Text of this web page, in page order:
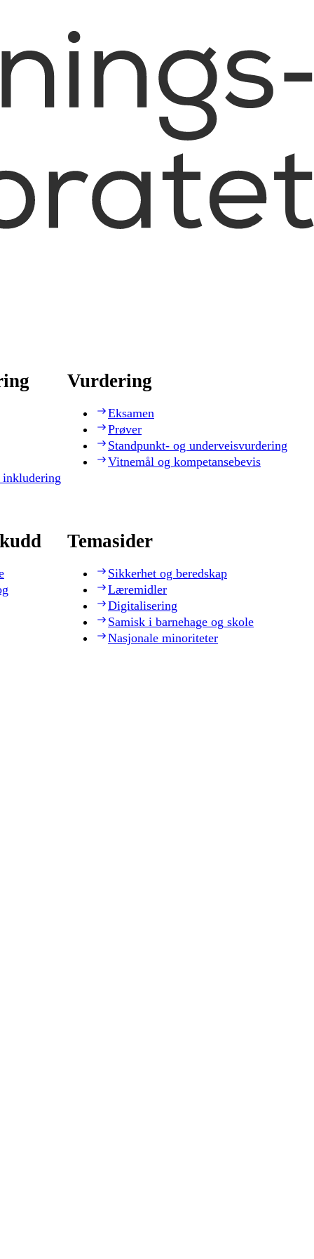
Vurdering
Eksamen
Prøver
Standpunkt- og underveisvurdering
Vitnemål og kompetansebevis
Temasider
Sikkerhet og beredskap
Læremidler
Digitalisering
Samisk i barnehage og skole
Nasjonale minoriteter